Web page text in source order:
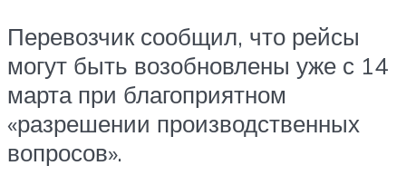
Перевозчик сообщил, что рейсы
могут быть возобновлены уже с 14
марта при благоприятном
«разрешении производственных
вопросов».